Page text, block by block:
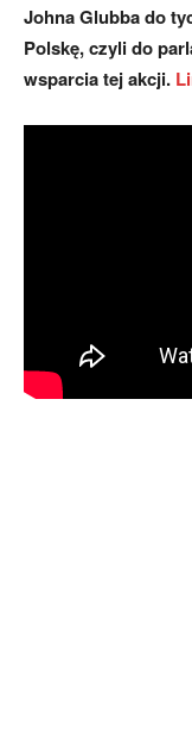
Johna Glubba do
Polskę, czyli do
wsparcia tej akcji.